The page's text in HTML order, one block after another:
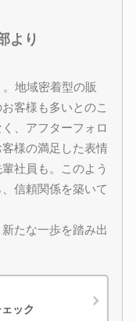
より
地域密着型の販
客様も多いとのこ
、アフターフォロ
様の満足した表情
社員も。このよう
信頼関係を築いて
たな一歩を踏み出
ック